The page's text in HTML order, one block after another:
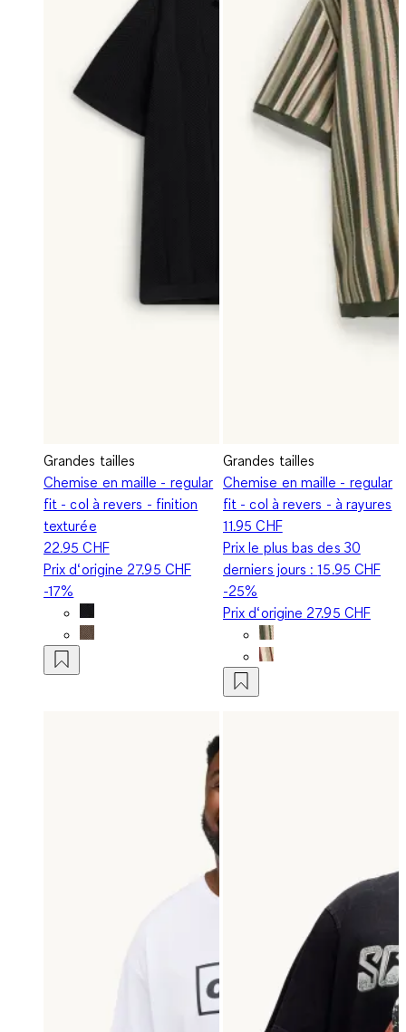
Grandes tailles
Chemise en maille - regular
fit - col à revers - finition
texturée
22.95 CHF
Prix d‘origine 27.95 CHF
-17%
Grandes tailles
Chemise en maille - regular
fit - col à revers - à rayures
11.95 CHF
Prix le plus bas des 30
derniers jours :15.95 CHF
-25%
Prix d‘origine 27.95 CHF